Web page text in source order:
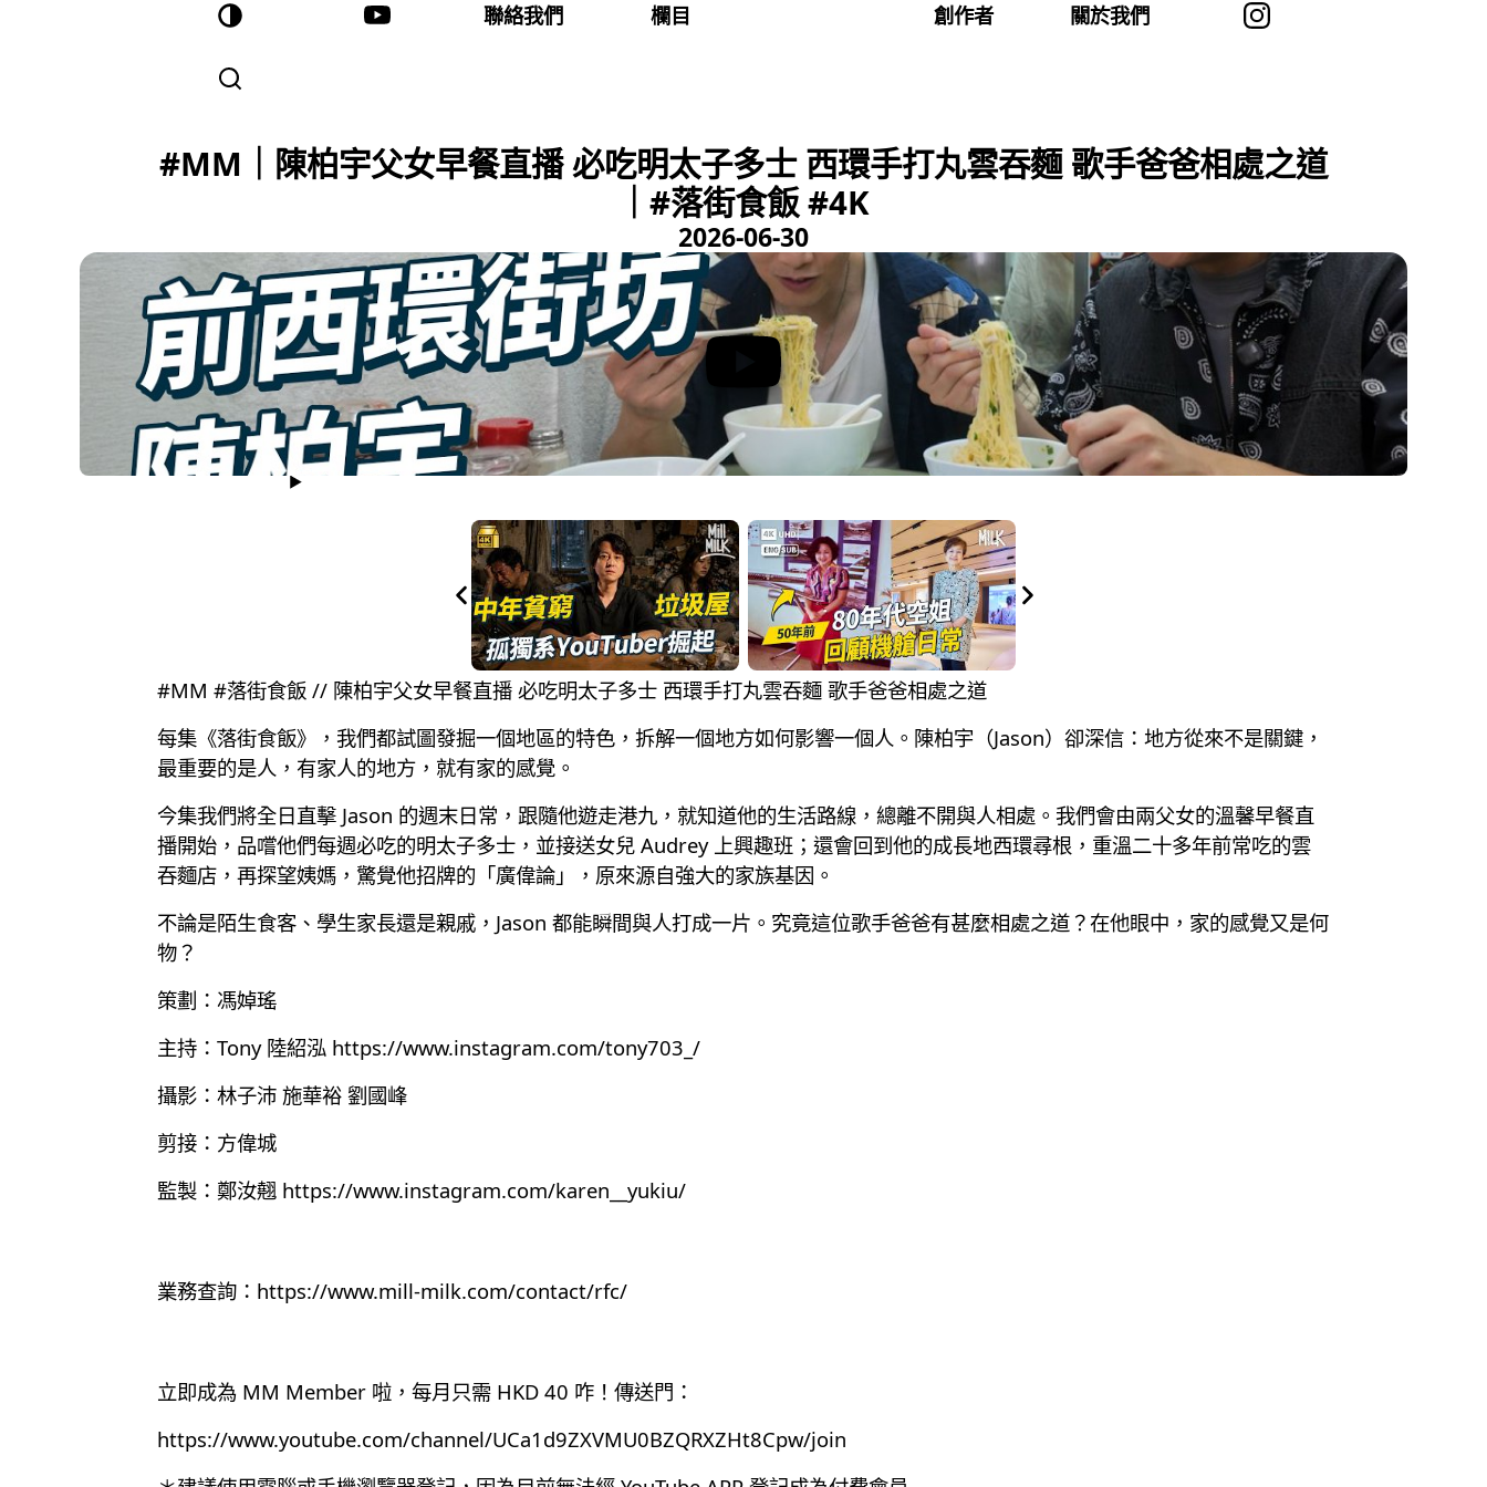
聯絡我們 欄目 創作者 關於我們
#MM｜陳柏宇父女早餐直播 必吃明太子多士 西環手打丸雲吞麵 歌手爸爸相處之道
｜#落街食飯 #4K
2026-06-30
#MM #落街食飯 // 陳柏宇父女早餐直播 必吃明太子多士 西環手打丸雲吞麵 歌手爸爸相處之道
每集《落街食飯》，我們都試圖發掘一個地區的特色，拆解一個地方如何影響一個人。陳柏宇（Jason）卻深信：地方從來不是關鍵，
最重要的是人，有家人的地方，就有家的感覺。
今集我們將全日直擊 Jason 的週末日常，跟隨他遊走港九，就知道他的生活路線，總離不開與人相處。我們會由兩父女的溫馨早餐直
播開始，品嚐他們每週必吃的明太子多士，並接送女兒 Audrey 上興趣班；還會回到他的成長地西環尋根，重溫二十多年前常吃的雲
吞麵店，再探望姨媽，驚覺他招牌的「廣偉論」，原來源自強大的家族基因。
不論是陌生食客、學生家長還是親戚，Jason 都能瞬間與人打成一片。究竟這位歌手爸爸有甚麼相處之道？在他眼中，家的感覺又是何
物？
策劃：馮婥瑤
主持：Tony 陸紹泓 https://www.instagram.com/tony703_/
攝影：林子沛 施華裕 劉國峰
剪接：方偉城
監製：鄭汝翹 https://www.instagram.com/karen__yukiu/
業務查詢： https://www.mill-milk.com/contact/rfc/
立即成為 MM Member 啦，每月只需 HKD 40 咋！傳送門：
https://www.youtube.com/channel/UCa1d9ZXVMU0BZQRXZHt8Cpw/join